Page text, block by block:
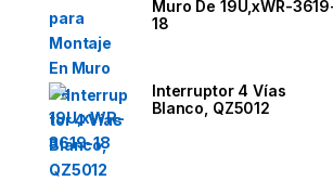
Muro De 19U,xWR-
18
Interruptor 4 Vías
Blanco, QZ5012